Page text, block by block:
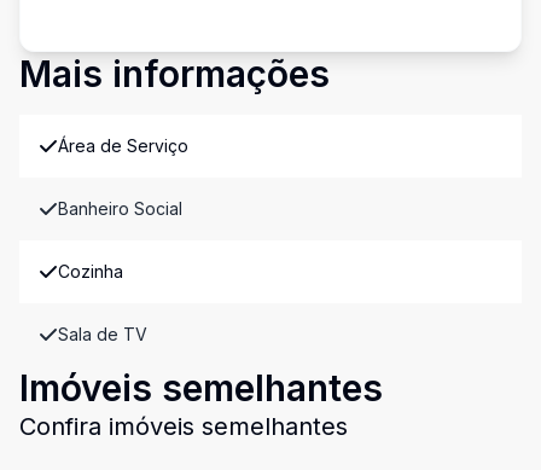
Mais informações
Área de Serviço
Banheiro Social
Cozinha
Sala de TV
Imóveis semelhantes
Confira imóveis semelhantes